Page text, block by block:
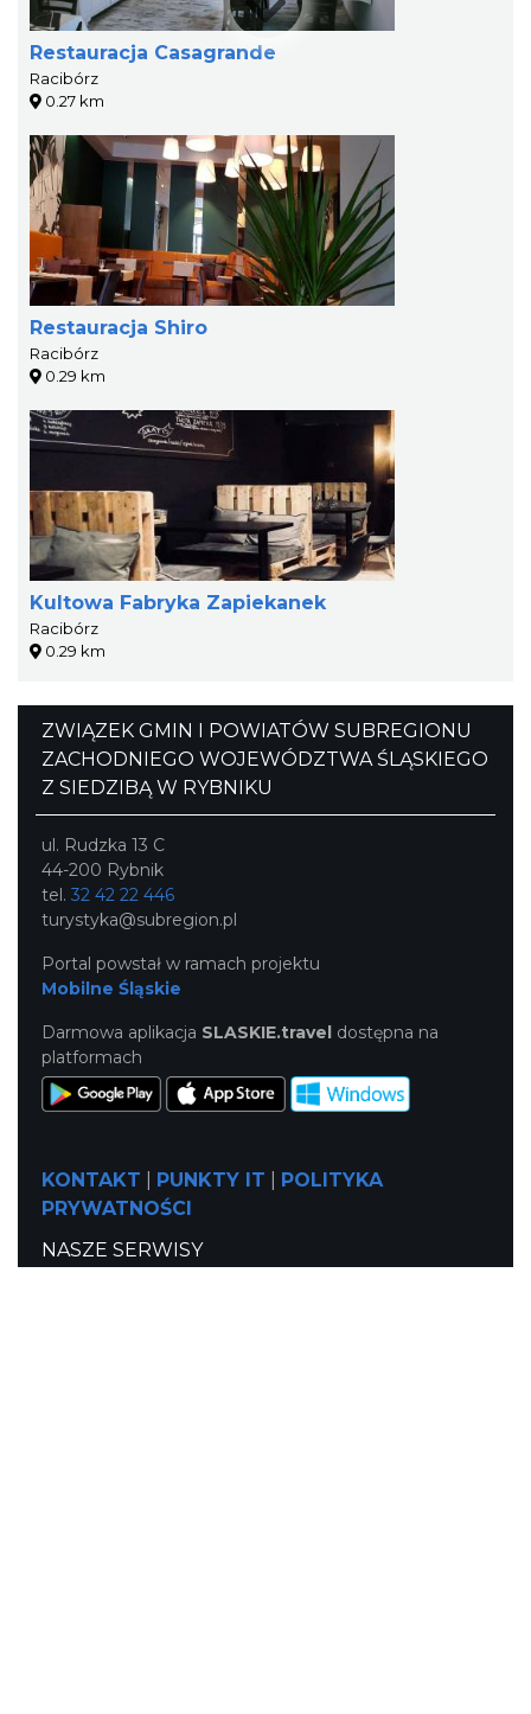
Restauracja Casagrande
Racibórz
0.27 km
Restauracja Shiro
Racibórz
0.29 km
Kultowa Fabryka Zapiekanek
Racibórz
0.29 km
ZWIĄZEK GMIN I POWIATÓW SUBREGIONU
ZACHODNIEGO WOJEWÓDZTWA ŚLĄSKIEGO
Z SIEDZIBĄ W RYBNIKU
ul. Rudzka 13 C
44-200 Rybnik
tel. 32 42 22 446
turystyka@subregion.pl
Portal powstał w ramach projektu
Mobilne Śląskie
Darmowa aplikacja SLASKIE.travel dostępna na
platformach
KONTAKT PUNKTY IT
POLITYKA
PRYWATNOŚCI
NASZE SERWISY